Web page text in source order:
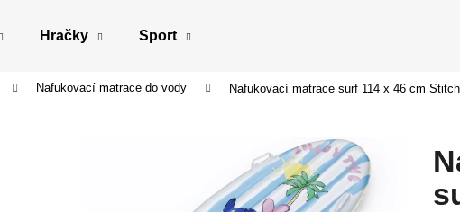
Hračky Sport
Nafukovací matrace do vody Nafukovací matrace surf 114 x 46 cm Stitch
Co potřebujete najít?
HLEDAT